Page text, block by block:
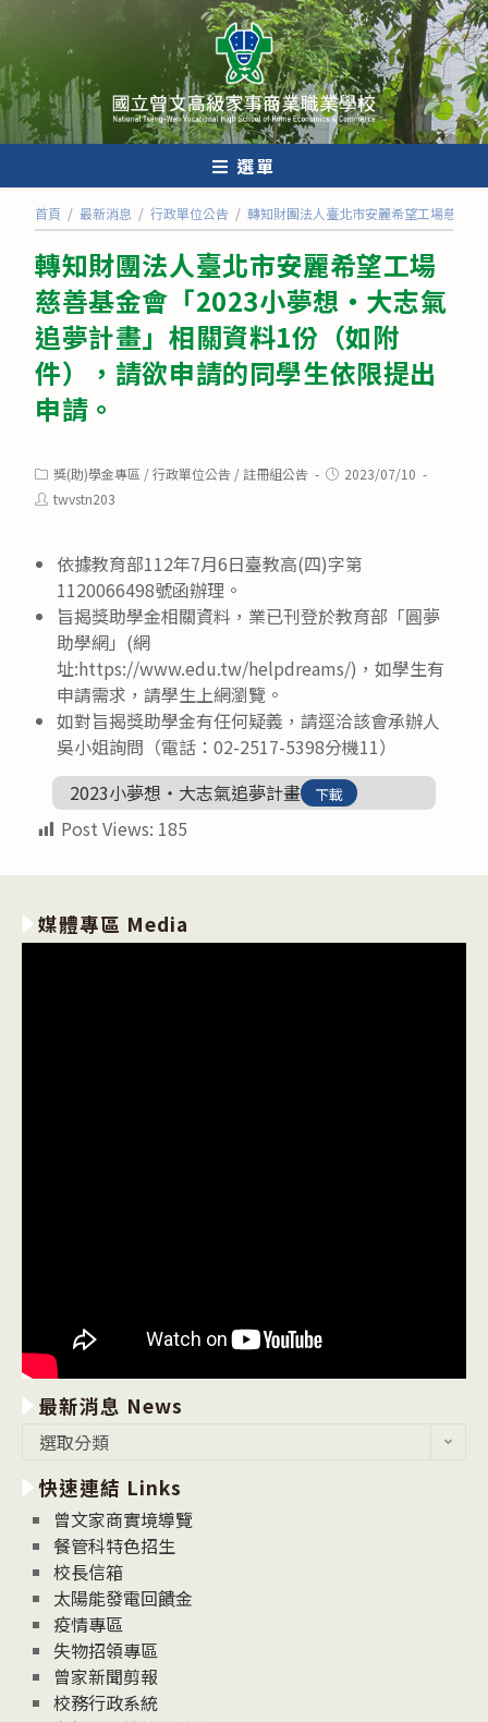
轉
至
主
要
內
選單
首頁 / 最新消息 / 行政單位公告 / 轉知財團法人臺北市安麗希望工場慈善
轉知財團法人臺北市安麗希望工場
慈善基金會「2023小夢想‧大志氣
追夢計畫」相關資料1份（如附
件），請欲申請的同學生依限提出
申請。
Post
category:
獎(助)學金專區 /行政單位公告 /註冊組公告
Post2023/07/10
Posttwvstn203
依據教育部112年7月6日臺教高(四)字第
1120066498號函辦理。
旨揭獎助學金相關資料，業已刊登於教育部「圓夢
助學網」(網
址:https://www.edu.tw/helpdreams/)，如學生有
申請需求，請學生上網瀏覽。
如對旨揭獎助學金有任何疑義，請逕洽該會承辦人
吳小姐詢問（電話：02-2517-5398分機11）
2023小夢想‧大志氣追夢計畫
下載
Post Views: 185
媒體專區 Media
最新消息 News
消
息
News
選取分類
快速連結 Links
曾文家商實境導覽
餐管科特色招生
校長信箱
太陽能發電回饋金
疫情專區
失物招領專區
曾家新聞剪報
校務行政系統